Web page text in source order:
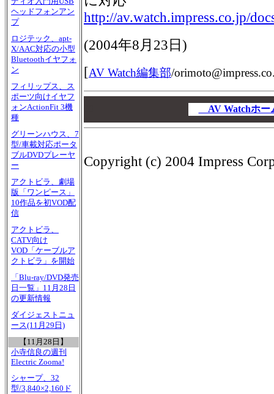
ヘッドフォンアン
プ
ロジテック、apt-
X/AAC対応の小型
Bluetoothイヤフォ
ン
フィリップス、ス
ポーツ向けイヤフ
ォンActionFit 3機
種
グリーンハウス、7
型/車載対応ポータ
ブルDVDプレーヤ
ー
アクトビラ、劇場
版「ワンピース」
10作品を初VOD配
信
アクトビラ、
CATV向け
VOD「ケーブルア
クトビラ」を開始
「Blu-ray/DVD発売
日一覧」11月28日
の更新情報
ダイジェストニュ
ース(11月29日)
【11月28日】
小寺信良の週刊
Electric Zooma!
シャープ、32
型/3,840×2,160ド
http://av.watch.impress.co.jp/
(2004年8月23日)
[AV Watch編集部/
AV Watchホ
Copyright (c) 2004 Impress